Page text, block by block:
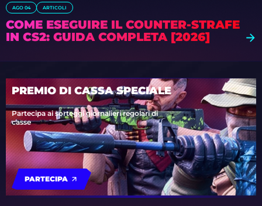
AGO 04 ARTICOLI
COME ESEGUIRE IL COUNTER-STRAFE
IN CS2: GUIDA COMPLETA [2026]
PREMIO DI CASSA SPECIALE
Partecipa ai sorteggi giornalieri regolari di
casse
PARTECIPA